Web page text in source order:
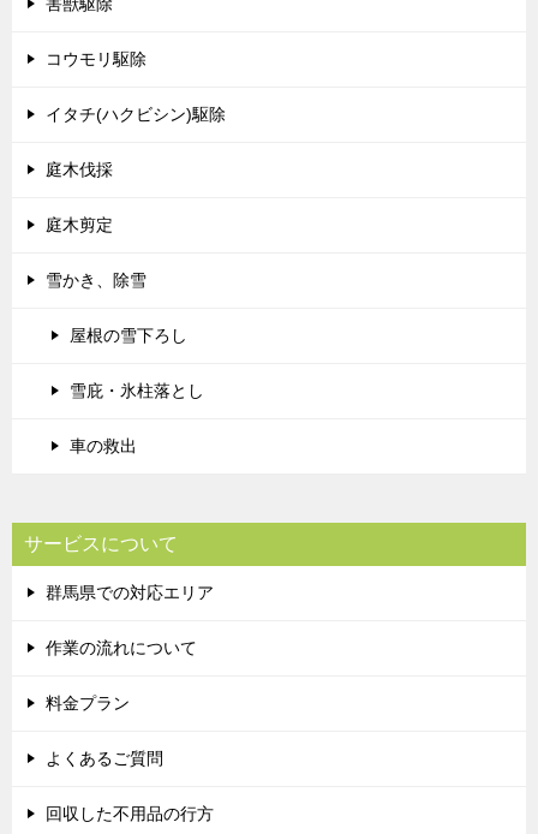
コウモリ駆除
イタチ(ハクビシン)駆除
庭木伐採
庭木剪定
雪かき、除雪
屋根の雪下ろし
雪庇・氷柱落とし
車の救出
サービスについて
群馬県での対応エリア
作業の流れについて
料金プラン
よくあるご質問
回収した不用品の行方